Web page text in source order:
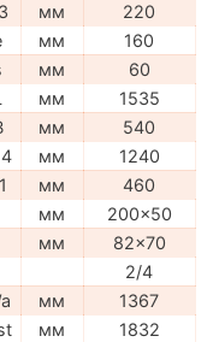
мм
220
мм
160
мм
60
мм
1535
мм
540
мм
1240
мм
460
мм
200x50
мм
82x70
2/4
мм
1367
мм
1832